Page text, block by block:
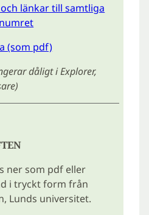
länkar till samtliga
(som pdf)
dåligt i Explorer,
ner som pdf eller
i tryckt form från
Lunds universitet.